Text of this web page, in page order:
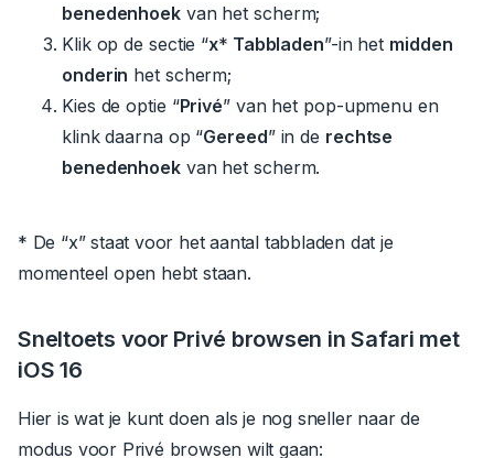
benedenhoekvan het scherm;
Klik op de sectie “x* Tabbladen”-in het midden
onderin het scherm;
Kies de optie “Privé” van het pop-upmenu en
klink daarna op “Gereed” in de rechtse
benedenhoekvan het scherm.
* De “x” staat voor het aantal tabbladen dat je
momenteel open hebt staan.
Sneltoets voor Privé browsen in Safari met
iOS 16
Hier is wat je kunt doen als je nog sneller naarde
modus voor Privé browsen wilt gaan: